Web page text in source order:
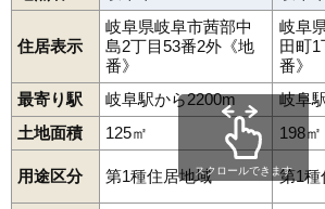
住居表示
岐阜県岐阜市茜部中
島2丁目53番2外《地
番》
岐阜
田町
番》
最寄り駅 岐阜駅から2200m 岐阜
土地面積
125㎡ 198㎡
用途区分 第1種住居地域 第1種
スクロールできます